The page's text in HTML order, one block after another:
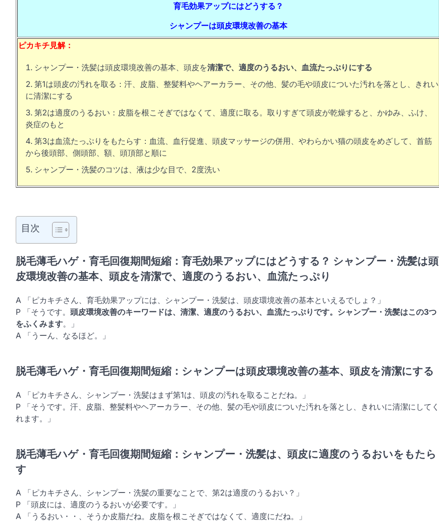
育毛効果アップにはどうする？
シャンプーは頭皮環境改善の基本
ピカキチ見解：
シャンプー・洗髪は頭皮環境改善の基本、頭皮を清潔で、適度のうるおい、血流たっぷりにする
第1は頭皮の汚れを取る：汗、皮脂、整髪料やヘアーカラー、その他、髪の毛や頭皮についた汚れを落とし、きれい
に清潔にする
第2は適度のうるおい：皮脂を根こそぎではなくて、適度に取る。取りすぎて頭皮が乾燥すると、かゆみ、ふけ、
炎症のもと
第3は血流たっぷりをもたらす：血流、血行促進、頭皮マッサージの併用、やわらかい猫の頭皮をめざして、首筋
から後頭部、側頭部、額、頭頂部と順に
シャンプー・洗髪のコツは、液は少な目で、2度洗い
目次
脱毛薄毛ハゲ・育毛回復期間短縮：育毛効果アップにはどうする？ シャンプー・洗髪は頭
皮環境改善の基本、頭皮を清潔で、適度のうるおい、血流たっぷり
A 「ピカキチさん、育毛効果アップには、シャンプー・洗髪は、頭皮環境改善の基本といえるでしょ？」
P 「そうです。 頭皮環境改善のキーワードは、清潔、適度のうるおい、血流たっぷりです。シャンプー・洗髪はこの3つ
をふくみます。」
A 「うーん、なるほど。」
脱毛薄毛ハゲ・育毛回復期間短縮：シャンプーは頭皮環境改善の基本、頭皮を清潔にする
A 「ピカキチさん、シャンプー・洗髪はまず第1は、頭皮の汚れを取ることだね。」
P 「そうです。汗、皮脂、整髪料やヘアーカラー、その他、髪の毛や頭皮についた汚れを落とし、きれいに清潔にしてく
れます。」
脱毛薄毛ハゲ・育毛回復期間短縮：シャンプー・洗髪は、頭皮に適度のうるおいをもたら
す
A 「ピカキチさん、シャンプー・洗髪の重要なことで、第2は適度のうるおい？」
P 「頭皮には、適度のうるおいが必要です。」
A 「うるおい・・、そうか皮脂だね。皮脂を根こそぎではなくて、適度にだね。」